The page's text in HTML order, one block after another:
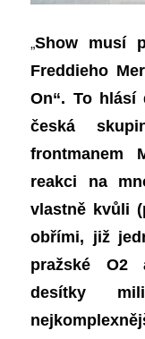
„Show musí
Freddieho
On“. To hlásí
česká
frontmanem
reakci na
vlastně kvůli
obřími, již
pražské O2
desítky